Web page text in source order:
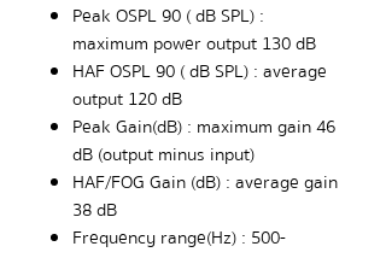
Peak OSPL 90 (dB SPL) :
maximum power output 130 dB
HAF OSPL 90 (dB SPL) : average
output 120 dB
Peak Gain(dB) : maximum gain 46
dB (output minus input)
HAF/FOG Gain (dB) : average gain
38 dB
Frequency range(Hz) : 500-